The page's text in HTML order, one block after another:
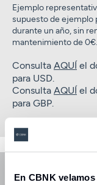
En CBNK
Ejemplo
supuesto de ejemplo
durante un año, sin
mantenimiento de 0€.
Consulta AQUÍel
para USD.
Consulta AQUÍel
para GBP.